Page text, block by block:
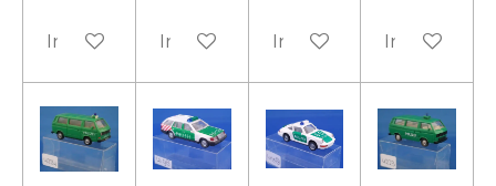
In winkelwagenIn winkelwagenIn winkelwagen
In